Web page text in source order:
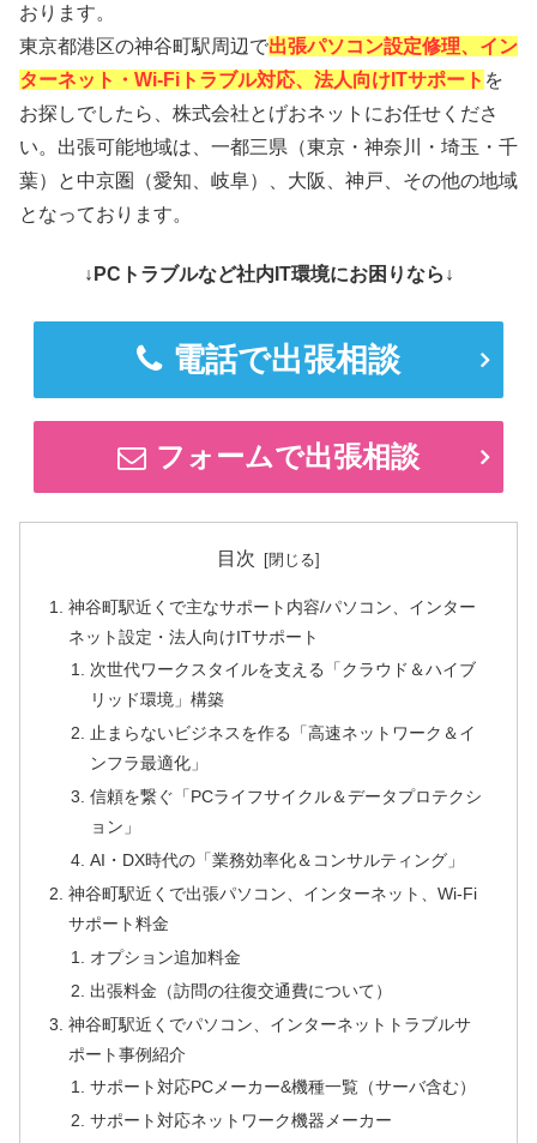
おります。
東京都港区の神谷町駅周辺で出張パソコン設定修理、イン
ターネット・Wi-Fiトラブル対応、法人向けITサポート を
お探しでしたら、株式会社とげおネットにお任せくださ
い。出張可能地域は、一都三県（東京・神奈川・埼玉・千
葉）と中京圏（愛知、岐阜）、大阪、神戸、その他の地域
となっております。
↓PCトラブルなど社内IT環境にお困りなら↓
電話で出張相談
フォームで出張相談
目次
神谷町駅近くで主なサポート内容/パソコン、インター
ネット設定・法人向けITサポート
次世代ワークスタイルを支える「クラウド＆ハイブ
リッド環境」構築
止まらないビジネスを作る「高速ネットワーク＆イ
ンフラ最適化」
信頼を繋ぐ「PCライフサイクル＆データプロテクシ
ョン」
AI・DX時代の「業務効率化＆コンサルティング」
神谷町駅近くで出張パソコン、インターネット、Wi-Fi
サポート料金
オプション追加料金
出張料金（訪問の往復交通費について）
神谷町駅近くでパソコン、インターネットトラブルサ
ポート事例紹介
サポート対応PCメーカー&機種一覧（サーバ含む）
サポート対応ネットワーク機器メーカー